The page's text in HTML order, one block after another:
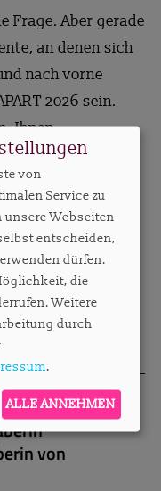
Frage. Aber gerade
an denen sich
nach vorne
2026 sein.
Ihnen
Spaß,
Familienzeit.
von
von
Service zu
unsere Webseiten
entscheiden,
dürfen.
die
Weitere
durch
.
ALLE ANNEHMEN